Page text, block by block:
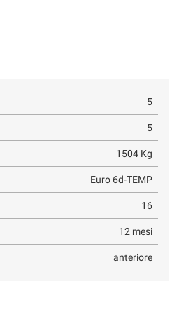
5
5
1504 Kg
Euro 6d-TEMP
16
12 mesi
anteriore